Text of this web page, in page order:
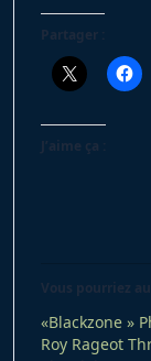
Partager :
J’aime ça :
Vous pourriez
«Blackzone »
Roy Rageot